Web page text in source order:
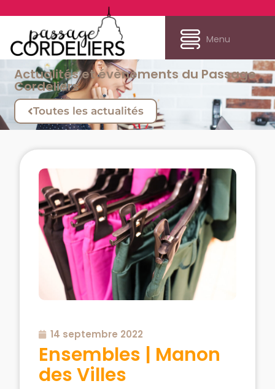
Menu
Actualités et évènements du Passage
Cordeliers
Toutes les actualités
14 septembre 2022
Ensembles | Manon
des Villes